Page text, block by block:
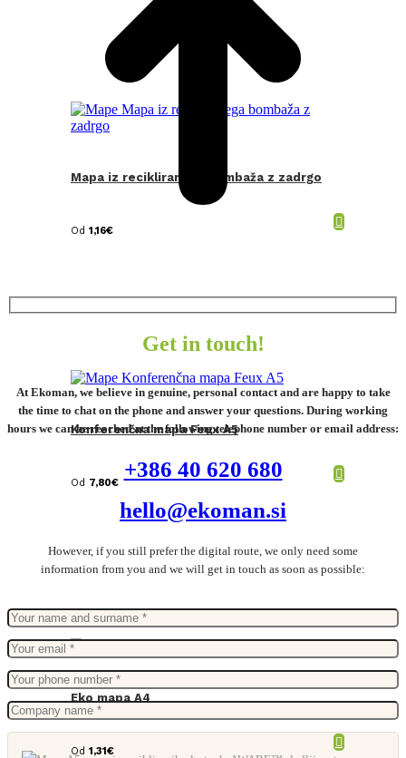
Mapa iz recikliranega bombaža z zadrgo
Od 1,16€
Konferenčna mapa Feux A5
Od 7,80€
Eko mapa A4
Od 1,31€
Get in touch!
At Ekoman, we believe in genuine, personal contact and are happy to take
the time to chat on the phone and answer your questions. During working
hours we can be reached at the following telephone number or email address:
+386 40 620 680
hello@ekoman.si
However, if you still prefer the digital route, we only need some
information from you and we will get in touch as soon as possible: